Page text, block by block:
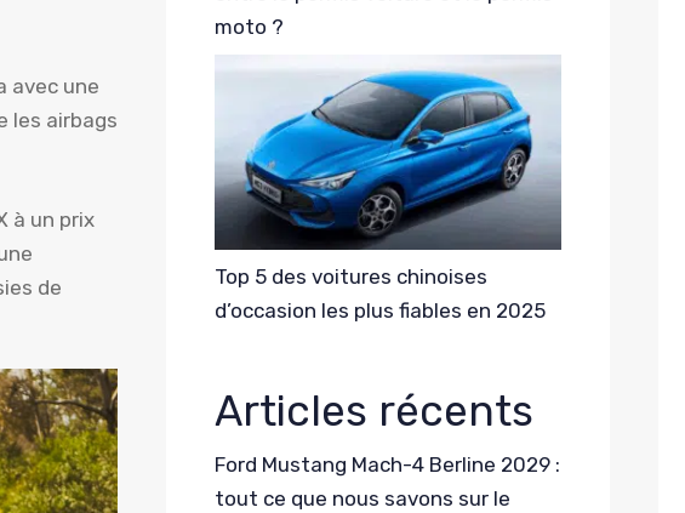
avec une
les airbags
à un prix
de
moto ?
Top 5 des voitures chinoises
d’occasion les plus fiables en 2025
Articles récents
Ford Mustang Mach-4 Berline 2029 :
tout ce que nous savons sur le